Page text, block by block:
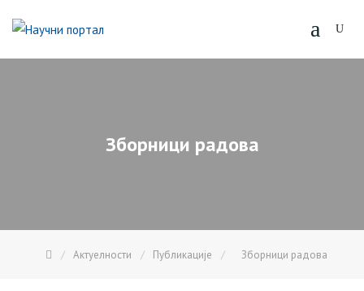
Зборници радова
Актуелности Публикације Зборници радова